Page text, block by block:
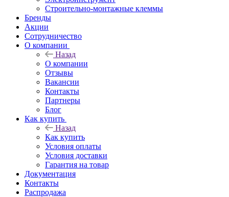
Строительно-монтажные клеммы
Бренды
Акции
Сотрудничество
О компании
Назад
О компании
Отзывы
Вакансии
Контакты
Партнеры
Блог
Как купить
Назад
Как купить
Условия оплаты
Условия доставки
Гарантия на товар
Документация
Контакты
Распродажа